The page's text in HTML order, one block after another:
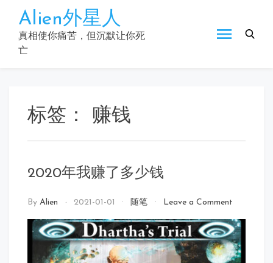
content
Alien外星人
真相使你痛苦，但沉默让你死
亡
标签： 赚钱
2020年我赚了多少钱
By Alien 2021-01-01 随笔 Leave a Commenton
年
我
赚